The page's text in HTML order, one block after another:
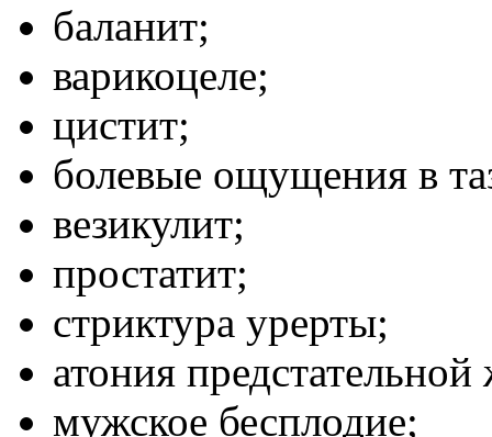
баланит;
варикоцеле;
цистит;
болевые ощущения в
везикулит;
простатит;
стриктура урерты;
атония
мужское бесплодие;